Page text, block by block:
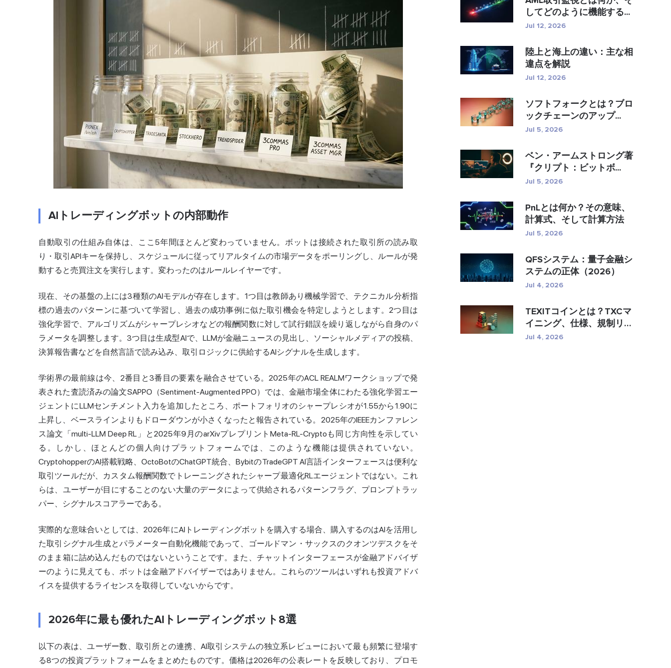
AIトレーディングボットの内部動作
自動取引の仕組み自体は、ここ5年間ほとんど変わっていません。ボットは接続された取引所の読み取
り・取引APIキーを保持し、スケジュールに従ってリアルタイムの市場データをポーリングし、ルールが発
動すると売買注文を実行します。変わったのはルールレイヤーです。
現在、その基盤の上には3種類のAIモデルが存在します。1つ目は教師あり機械学習で、テクニカル分析指
標の過去のパターンに基づいて学習し、過去の成功事例に似た取引機会を特定しようとします。2つ目は
強化学習で、アルゴリズムがシャープレシオなどの報酬関数に対して試行錯誤を繰り返しながら自身のパ
ラメータを調整します。3つ目は生成型AIで、LLMが金融ニュースの見出し、ソーシャルメディアの投稿、
決算報告書などを自然言語で読み込み、取引ロジックに供給するAIシグナルを生成します。
学術界の最前線は今、2番目と3番目の要素を融合させている。2025年のACL REALMワークショップで発
表された査読済みの論文SAPPO（Sentiment-Augmented PPO）では、金融市場全体にわたる強化学習エー
ジェントにLLMセンチメント入力を追加したところ、ポートフォリオのシャープレシオが1.55から1.90に
上昇し、ベースラインよりもドローダウンが小さくなったと報告されている。2025年のIEEEカンファレン
ス論文「multi-LLM Deep RL」と2025年9月のarXivプレプリントMeta-RL-Cryptoも同じ方向性を示してい
る。しかし、ほとんどの個人向けプラットフォームでは、このような機能は提供されていない。
CryptohopperのAI搭載戦略、OctoBotのChatGPT統合、BybitのTradeGPT AI言語インターフェースは便利な
取引ツールだが、カスタム報酬関数でトレーニングされたシャープ最適化RLエージェントではない。これ
らは、ユーザーが目にすることのない大量のデータによって供給されるパターンフラグ、プロンプトラッ
パー、シグナルスコアラーである。
実際的な意味合いとしては、2026年にAIトレーディングボットを購入する場合、購入するのはAIを活用し
た取引シグナル生成とパラメーター自動化機能であって、ゴールドマン・サックスのクオンツデスクをそ
のまま箱に詰め込んだものではないということです。また、チャットインターフェースが金融アドバイザ
ーのように見えても、ボットは金融アドバイザーではありません。これらのツールはいずれも投資アドバ
イスを提供するライセンスを取得していないからです。
2026年に最も優れたAIトレーディングボット8選
以下の表は、ユーザー数、取引所との連携、AI取引システムの独立系レビューにおいて最も頻繁に登場す
る8つの投資プラットフォームをまとめたものです。価格は2026年の公表レートを反映しており、プロモ
してどのように機能する...
Jul 12, 2026
陸上と海上の違い：主な相
違点を解説
Jul 12, 2026
ソフトフォークとは？ブロ
ックチェーンのアップ...
Jul 5, 2026
ベン・アームストロング著
『クリプト：ビットボ...
Jul 5, 2026
PnLとは何か？その意味、
計算式、そして計算方法
Jul 5, 2026
QFSシステム：量子金融シ
ステムの正体（2026）
Jul 4, 2026
TEXITコインとは？TXCマ
イニング、仕様、規制リス
�...
Jul 4, 2026